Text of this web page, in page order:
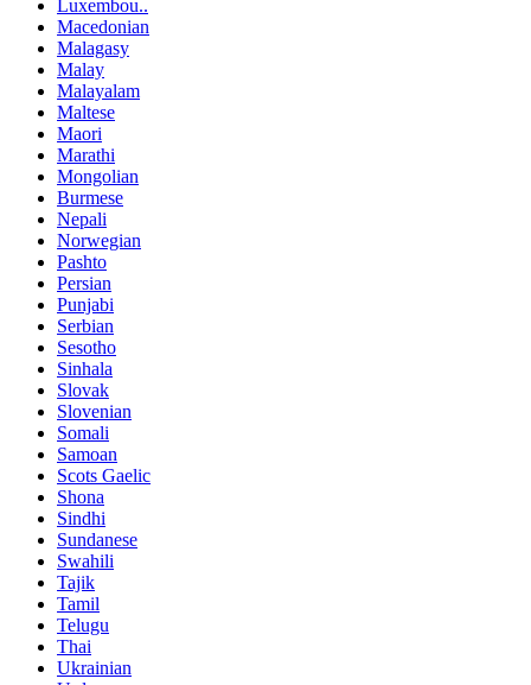
Luxembou..
Macedonian
Malagasy
Malay
Malayalam
Maltese
Maori
Marathi
Mongolian
Burmese
Nepali
Norwegian
Pashto
Persian
Punjabi
Serbian
Sesotho
Sinhala
Slovak
Slovenian
Somali
Samoan
Scots Gaelic
Shona
Sindhi
Sundanese
Swahili
Tajik
Tamil
Telugu
Thai
Ukrainian